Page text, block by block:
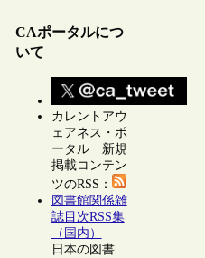
CAポータルにつ
いて
カレントアウ
ェアネス・ポ
ータル 新規
掲載コンテン
ツのRSS：
図書館関係雑
誌目次RSS集
（国内）
日本の図書